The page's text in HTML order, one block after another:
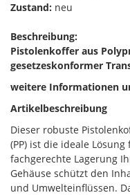
Zustand: neu
Beschreibung:
Pistolenkoffer aus
gesetzeskonformer
weitere Informationen
Artikelbeschreibung
Dieser robuste
(PP) ist die ideale
fachgerechte Lagerung
Gehäuse schützt den
und Umwelteinflüssen.